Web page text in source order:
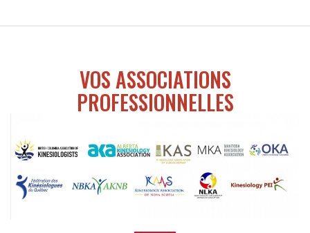
VOS ASSOCIATIONS
PROFESSIONNELLES